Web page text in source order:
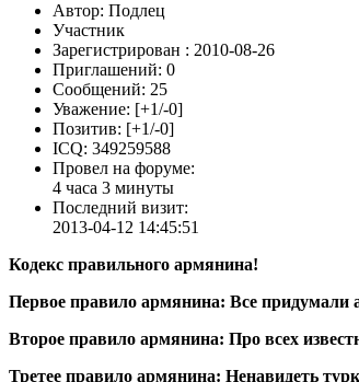
Автор: Подлец
Участник
Зарегистрирован : 2010-08-26
Приглашений: 0
Сообщений: 25
Уважение: [+1/-0]
Позитив: [+1/-0]
ICQ: 349259588
Провел на форуме:
4 часа 3 минуты
Последний визит:
2013-04-12 14:45:51
Кодекс правильного армянина!
Первое правило армянина: Все придумали
Второе правило армянина: Про всех
Третее правило армянина: Ненавидеть